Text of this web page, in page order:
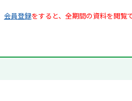
会員登録をすると、全期間の資料を閲覧